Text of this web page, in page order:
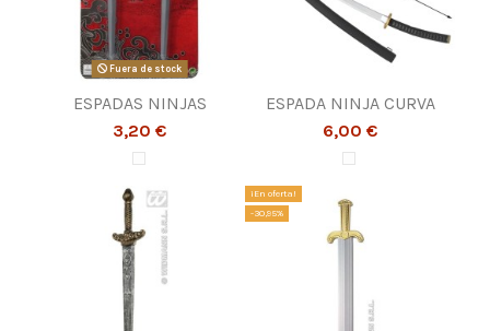
Fuera de stock
ESPADAS NINJAS
3,20 €
ESPADA NINJA CURVA
6,00 €
¡En oferta!
-30,95%